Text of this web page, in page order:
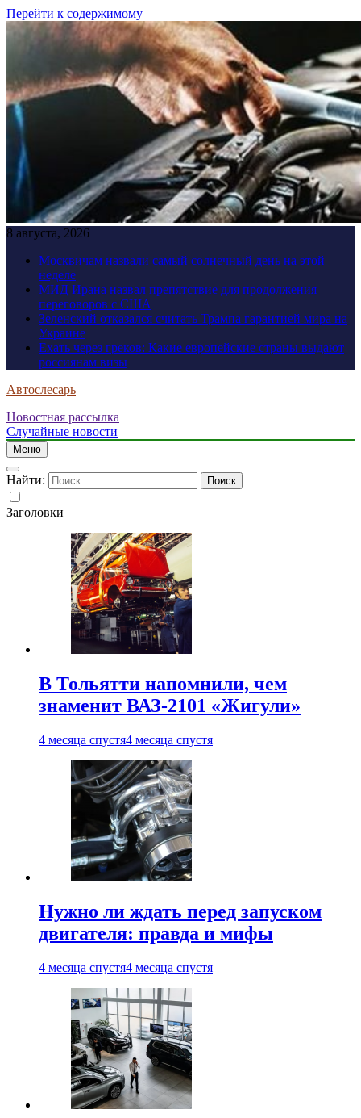
Перейти к содержимому
8 августа, 2026
Москвичам назвали самый солнечный день на этой
неделе
МИД Ирана назвал препятствие для продолжения
переговоров с США
Зеленский отказался считать Трампа гарантией мира на
Украине
Ехать через греков: Какие европейские страны выдают
россиянам визы
Автослесарь
Новостная рассылка
Случайные новости
Меню
Найти:
Заголовки
В Тольятти напомнили, чем
знаменит ВАЗ-2101 «Жигули»
4 месяца спустя4 месяца спустя
Нужно ли ждать перед запуском
двигателя: правда и мифы
4 месяца спустя4 месяца спустя